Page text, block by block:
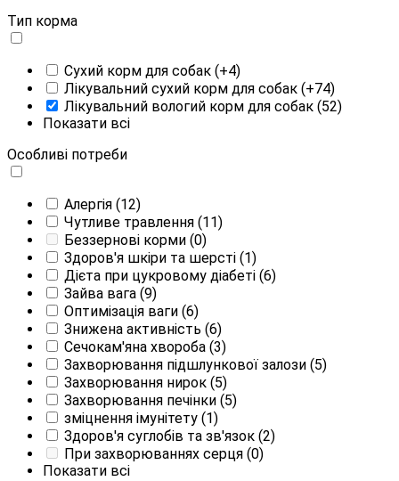
Тип корма
Сухий корм для собак (+4)
Лікувальний сухий корм для собак (+74)
Лікувальний вологий корм для собак (52)
Показати всі
Особливі потреби
Алергія (12)
Чутливе травлення (11)
Беззернові корми (0)
Здоров'я шкіри та шерсті (1)
Дієта при цукровому діабеті (6)
Зайва вага (9)
Оптимізація ваги (6)
Знижена активність (6)
Сечокам'яна хвороба (3)
Захворювання підшлункової залози (5)
Захворювання нирок (5)
Захворювання печінки (5)
зміцнення імунітету (1)
Здоров'я суглобів та зв'язок (2)
При захворюваннях серця (0)
Показати всі